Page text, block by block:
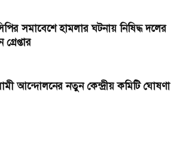
সমাবেশে হামলার ঘটনায় নিষিদ্ধ দলের
আন্দোলনের নতুন কেন্দ্রীয় কমিটি ঘোষণা